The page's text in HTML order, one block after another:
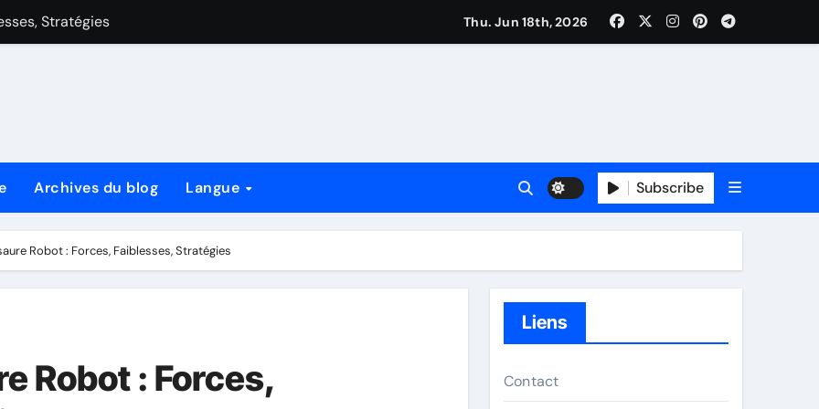
Stratégies
de Style de Jeu, Cartes Clés et Stratégies
Stratégies
de style de jeu, cartes clés et stratégies
de jeu, cartes clés et stratégies
Thu. Jun 18th, 2026
Archives du blog Langue Subscribe
Robot : Forces, Faiblesses, Stratégies
Robot : Forces,
Liens
Contact